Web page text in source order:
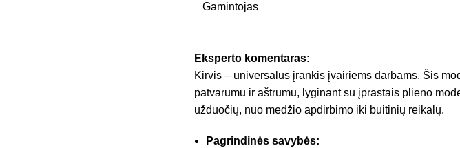
Gamintojas
Eksperto komentaras:
Kirvis – universalus įrankis įvairiems darbams. Šis
patvarumu ir aštrumu, lyginant su įprastais plieno
užduočių, nuo medžio apdirbimo iki buitinių reikalų.
Pagrindinės savybės: